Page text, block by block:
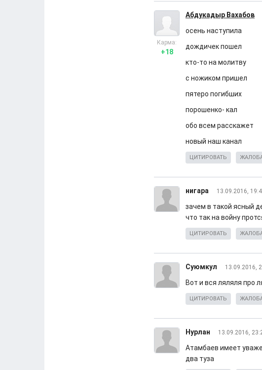
Абдукадыр Вахабов
Карма:
+18
осень наступила
дождичек пошел
кто-то на молитву
с ножиком пришел
пятеро погибших
порошенко- кал
обо всем расскажет
новый наш канал
ЦИТИРОВАТЬ
нигара 13.09.2016,
зачем в такой ясный
что так на войну
ЦИТИРОВАТЬ
Суюмкул 13.09.2016,
Вот и вся ляляля про
ЦИТИРОВАТЬ
Нурлан 13.09.2016,
Атамбаев имеет
два туза